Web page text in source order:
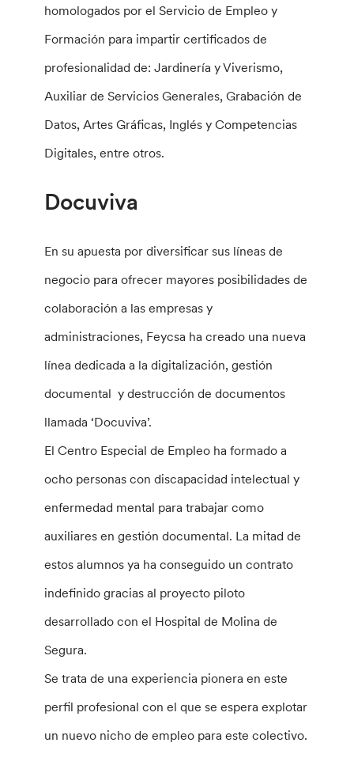
homologados por el Servicio de Empleo y
Formación para impartir certificados de
profesionalidad de: Jardinería y Viverismo,
Auxiliar de Servicios Generales, Grabación de
Datos, Artes Gráficas, Inglés y Competencias
Digitales, entre otros.
Docuviva
En su apuesta por diversificar sus líneas de
negocio para ofrecer mayores posibilidades de
colaboración a las empresas y
administraciones, Feycsa ha creado una nueva
línea dedicada a la digitalización, gestión
documental y destrucción de documentos
llamada ‘Docuviva’.
El Centro Especial de Empleo ha formado a
ocho personas con discapacidad intelectual y
enfermedad mental para trabajar como
auxiliares en gestión documental. La mitad de
estos alumnos ya ha conseguido un contrato
indefinido gracias al proyecto piloto
desarrollado con el Hospital de Molina de
Segura.
Se trata de una experiencia pionera en este
perfil profesional con el que se espera explotar
un nuevo nicho de empleo para este colectivo.